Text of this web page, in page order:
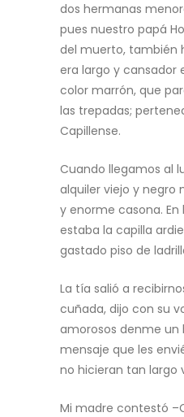
dos hermanas
pues nuestro papá
del muerto, también
era largo y cansador
color marrón, que
las trepadas;
Capillense.
Cuando llegamos al
alquiler viejo y negro
y enorme casona. En
estaba la capilla
gastado piso de
La tía salió a
cuñada, dijo con su
amorosos denme un
mensaje que les
no hicieran tan largo
Mi madre contestó